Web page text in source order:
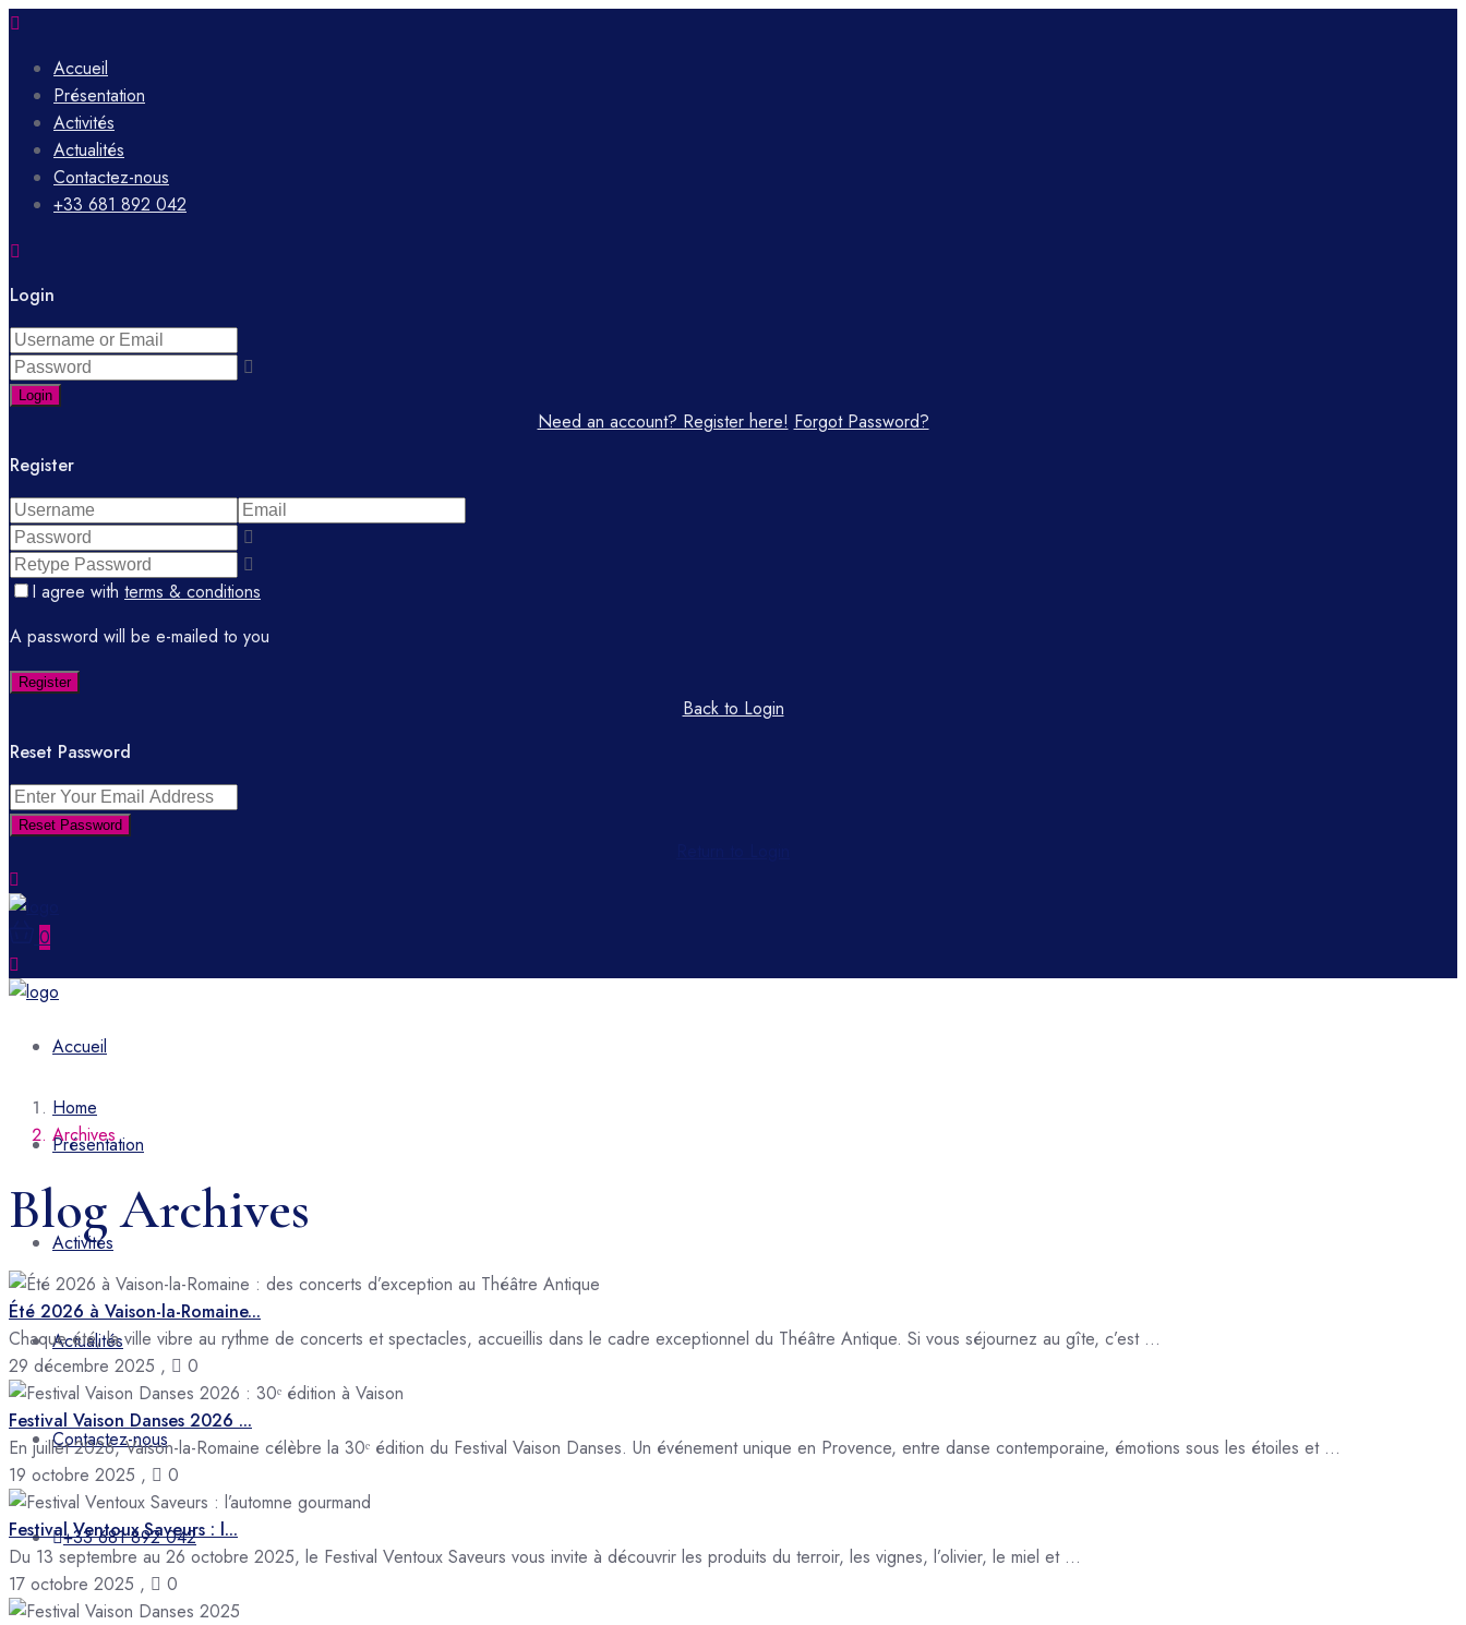
Accueil
Présentation
Activités
Actualités
Contactez-nous
+33 681 892 042
Login
Login
Need an account? Register here! Forgot Password?
Register
I agree with terms & conditions
A password will be e-mailed to you
Register
Back to Login
Reset Password
Reset Password
0
Accueil
Présentation
Activités
Actualités
Contactez-nous
+33 681 892 042
Home
Archives
Blog Archives
Été 2026 à Vaison-la-Romaine...
Chaque été, la ville vibre au rythme de concerts et spectacles, accueillis dans le cadre exceptionnel du Théâtre Antique. Si vous séjournez au gîte, c’est ...
29 décembre 2025 , 0
Festival Vaison Danses 2026 ...
En juillet 2026, Vaison-la-Romaine célèbre la 30ᵉ édition du Festival Vaison Danses. Un événement unique en Provence, entre danse contemporaine, émotions sous les étoiles et ...
19 octobre 2025 , 0
Festival Ventoux Saveurs : l...
Du 13 septembre au 26 octobre 2025, le Festival Ventoux Saveurs vous invite à découvrir les produits du terroir, les vignes, l’olivier, le miel et ...
17 octobre 2025 , 0